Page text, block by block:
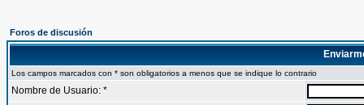
Foros de discusión
Los campos marcados con * son obligatorios a menos que se indique lo contrario
Nombre de Usuario: *